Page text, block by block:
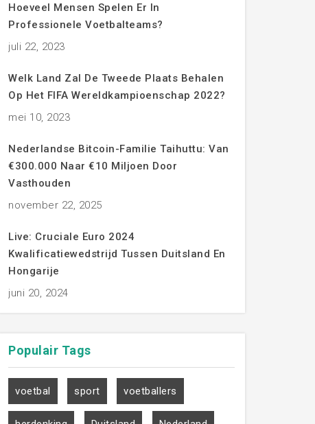
Hoeveel Mensen Spelen Er In
Professionele Voetbalteams?
juli 22, 2023
Welk Land Zal De Tweede Plaats Behalen
Op Het FIFA Wereldkampioenschap 2022?
mei 10, 2023
Nederlandse Bitcoin-Familie Taihuttu: Van
€300.000 Naar €10 Miljoen Door
Vasthouden
november 22, 2025
Live: Cruciale Euro 2024
Kwalificatiewedstrijd Tussen Duitsland En
Hongarije
juni 20, 2024
Populair Tags
voetbal sport voetballers